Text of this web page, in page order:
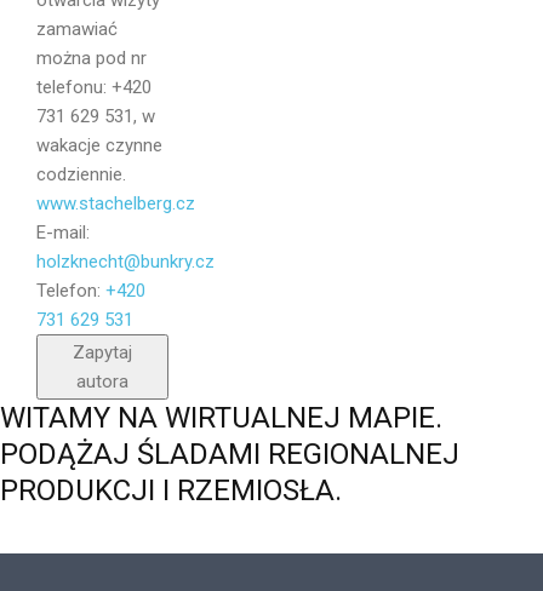
zamawiać
można pod nr
telefonu: +420
731 629 531, w
wakacje czynne
codziennie.
www.stachelberg.cz
E-mail:
holzknecht@bunkry.cz
Telefon: +420
731 629 531
Zapytaj
autora
Wyślij
WITAMY NA WIRTUALNEJ MAPIE.
PODĄŻAJ ŚLADAMI REGIONALNEJ
PRODUKCJI I RZEMIOSŁA.